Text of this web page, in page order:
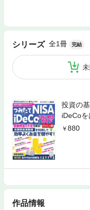
シリーズ 全1冊 完結
投資の
iDeCoを
880
作品情報